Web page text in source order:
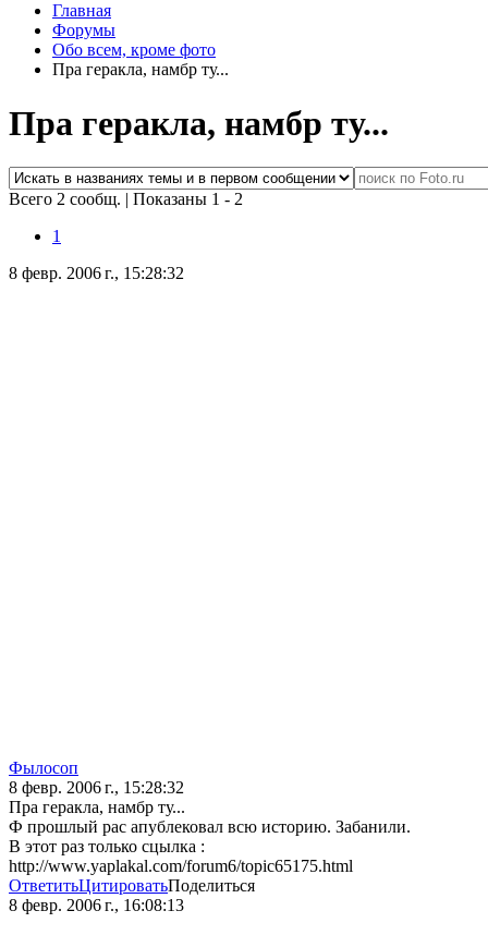
Главная
Форумы
Обо всем, кроме фото
Пра геракла, намбр ту...
Пра геракла, намбр ту...
Всего 2 сообщ. | Показаны 1 - 2
1
8 февр. 2006 г., 15:28:32
Фылосоп
8 февр. 2006 г., 15:28:32
Пра геракла, намбр ту...
Ф прошлый рас апублековал всю историю. Забанили.
В этот раз только сцылка :
http://www.yaplakal.com/forum6/topic65175.html
ОтветитьЦитироватьПоделиться
8 февр. 2006 г., 16:08:13